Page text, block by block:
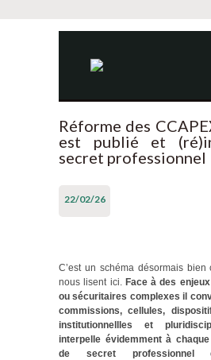
Réforme des
est publié et
secret professionnel
22/02/26
C’est un schéma désormais
nous lisent ici. Face à des
ou sécuritaires complexes il
commissions, cellules,
institutionnellles et
interpelle évidemment à
de secret